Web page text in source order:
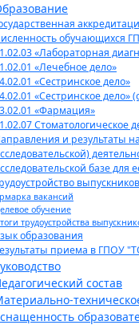
обучающихся
«Лабораторная
«Лечебное дело»
«Сестринское дело»
«Сестринское дело»
«Фармация»
Стоматологическое
и результаты
базе для
выпускников
вакансий
обучение
трудоустройства
образования
приема в ГПОУ
состав